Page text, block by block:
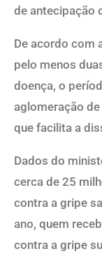
de antecipação
De acordo com
pelo menos
doença, o
aglomeração
que facilita a
Dados do
cerca de 25
contra a gripe
ano, quem
contra a gripe